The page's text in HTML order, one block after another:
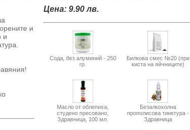
и
и
Цена: 9.90 лв.
Сода, без алуминий - 250
гр.
Билкова смес №20 (при
киста на яйчниците)
Масло от облепиха,
студено пресовано,
Здравница, 100 мл.
Безалкохолна
прополисова тинктура -
Здравница